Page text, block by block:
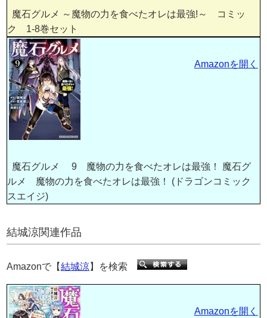
魔石グルメ ～魔物の力を食べたオレは最強!～ コミッ
ク 1-8巻セット
魔石グルメ 9 魔物の力を食べたオレは最強！ 魔石グ
ルメ 魔物の力を食べたオレは最強！ (ドラゴンコミック
スエイジ)
Amazonを開く
結城涼関連作品
Amazonで【結城涼】を検索
Amazonを開く